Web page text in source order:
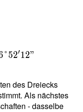
°52′12"
des Dreiecks
Als nächstes
- dasselbe